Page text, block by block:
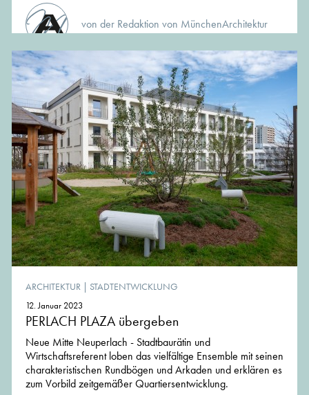
von der Redaktion von MünchenArchitektur
ARCHITEKTUR | STADTENTWICKLUNG
12. Januar 2023
PERLACH PLAZA übergeben
Neue Mitte Neuperlach - Stadtbaurätin und
Wirtschaftsreferent loben das vielfältige Ensemble mit seinen
charakteristischen Rundbögen und Arkaden und erklären es
zum Vorbild zeitgemäßer Quartiersentwicklung.